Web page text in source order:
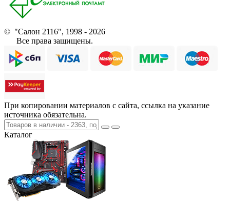
© "Салон 2116", 1998 - 2026
Все права защищены.
При копировании материалов с сайта, ссылка на указание
источника обязательна.
Каталог